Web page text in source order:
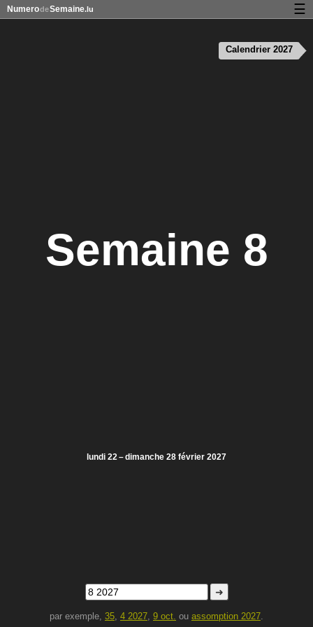
Semaine 8
lundi 22 – dimanche 28 février 2027
➜
par exemple, 35, 4 2027, 9 oct. ou assomption 2027.
Calendrier 2027
NumerodeSemaine.lu ☰